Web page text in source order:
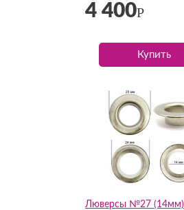
4 400Р
Купить
Люверсы №27 (14мм)